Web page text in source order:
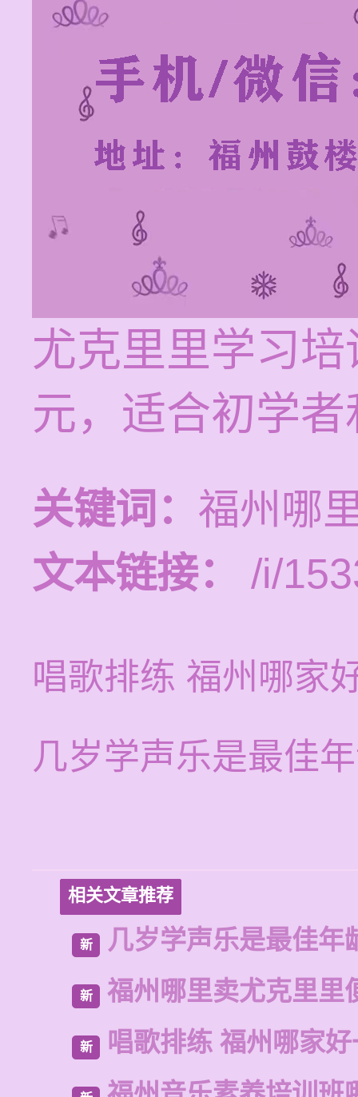
尤克里里学习
元，适合初学
关键词： 福州哪
文本链接：
/i/
唱歌排练 福州哪家
几岁学声乐是最佳
相关文章推荐
新 几岁学声乐是最佳年
新 福州哪里卖尤克里里
新 唱歌排练 福州哪家